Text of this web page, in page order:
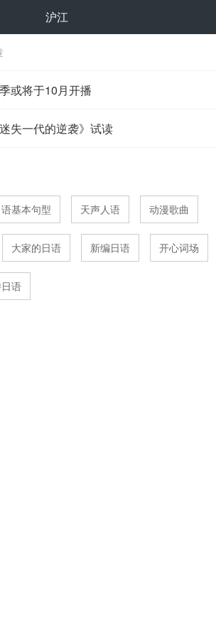
沪江
或将于10月开播
失一代的逆袭》试读
语基本句型 天声人语 动漫歌曲
大家的日语 新编日语 开心词场
语